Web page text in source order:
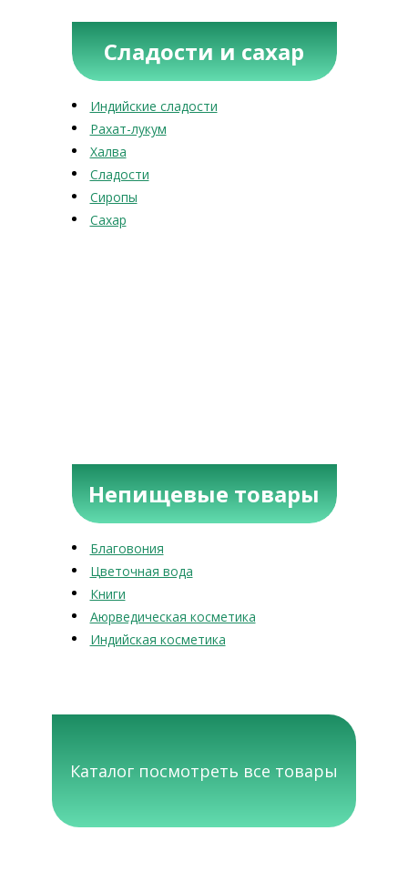
Сладости и сахар
Индийские сладости
Рахат-лукум
Халва
Сладости
Сиропы
Сахар
Непищевые товары
Благовония
Цветочная вода
Книги
Аюрведическая косметика
Индийская косметика
Каталог посмотреть все товары